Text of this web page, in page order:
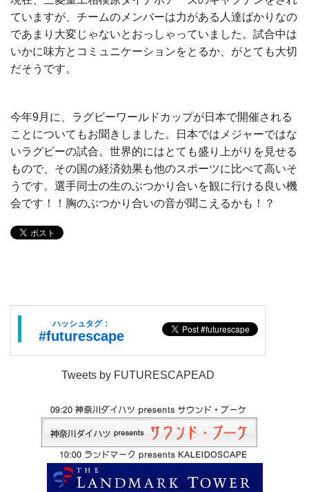
ていますが、チームのメンバーは力がある人達ばかりなの
であまり大変じゃないとおっしゃっていました。試合中は
いかに味方とコミュニケーションをとるか、がとても大切
だそうです。
今年9月に、ラグビーワールドカップが日本で開催される
ことについてもお聞きしました。日本ではメジャーではな
いラグビーの試合。世界的にはとても盛り上がりを見せる
もので、その国の経済効果も他のスポーツに比べて高いそ
うです。選手同士の生のぶつかり合いを観に行ける良い機
会です！！胸のぶつかり合いの音が聞こえるかも！？
ハッシュタグ：
#futurescape
Tweets by FUTURESCAPEAD